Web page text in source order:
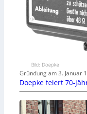
Bild: Doepke
Gründung am 3. Januar
Doepke feiert 70-